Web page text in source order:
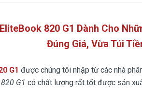
820 G1 Dành Cho
Đúng Giá, Vừa Túi
G1 được chúng tôi nhập từ các nhà
G1 có chất lượng rất tốt được sản